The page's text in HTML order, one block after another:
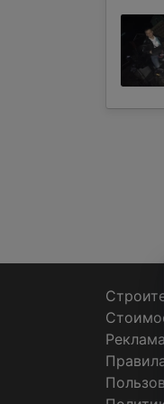
Реклама
Правила